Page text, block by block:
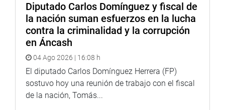
Diputado Carlos Domínguez y fiscal de
la nación suman esfuerzos en la lucha
contra la criminalidad y la corrupción
en Áncash
04 Ago 2026 | 16:08 h
El diputado Carlos Domínguez Herrera (FP)
sostuvo hoy una reunión de trabajo con el fiscal
de la nación, Tomás...